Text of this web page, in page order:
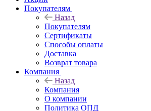
Покупателям
Назад
Покупателям
Сертификаты
Способы оплаты
Доставка
Возврат товара
Компания
Назад
Компания
О компании
Политика ОПД